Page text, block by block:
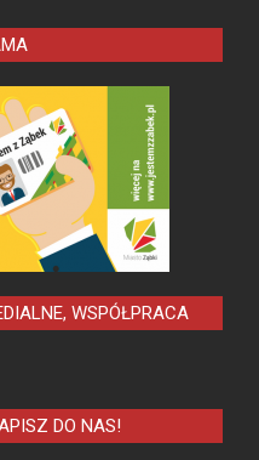
WSPÓŁPRACA
DO NAS!